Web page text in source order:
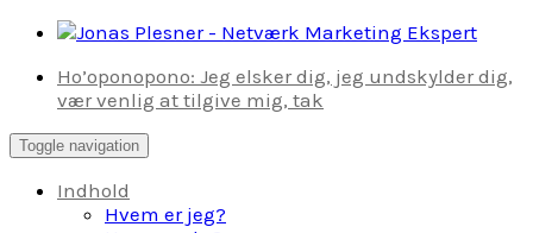
Skip
contentHo’oponopono: Jeg elsker dig, jeg undskylder dig,
vær venlig at tilgive mig, tak
Toggle navigation
Indhold
Hvem er jeg?